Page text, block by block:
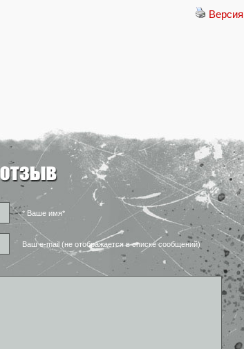
* Ваше имя*
Ваш e-mail (не отображается в списке сообщений)